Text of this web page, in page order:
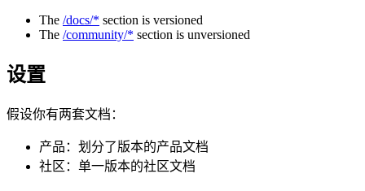
The /docs/* section is versioned
The /community/* section is unversioned
设置
假设你有两套文档：
产品：划分了版本的产品文档
社区：单一版本的社区文档